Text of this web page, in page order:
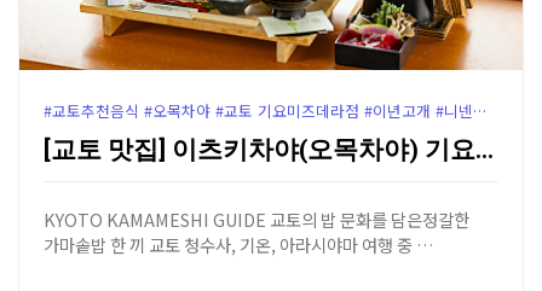
#교토추천음식 #오목차야 #교토 기요미즈데라점 #이년고개 #니넨자카
[교토 맛집] 이츠키차야(오목차야) 기요미즈데라점 - …
KYOTO KAMAMESHI GUIDE 교토의 밥 문화를 담은정갈한
가마솥밥 한 끼 교토 청수사, 기온, 아라시야마 여행 중 …